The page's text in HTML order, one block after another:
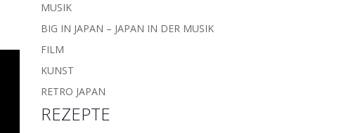
MUSIK
BIG IN JAPAN – JAPAN IN DER MUSIK
FILM
KUNST
RETRO JAPAN
REZEPTE